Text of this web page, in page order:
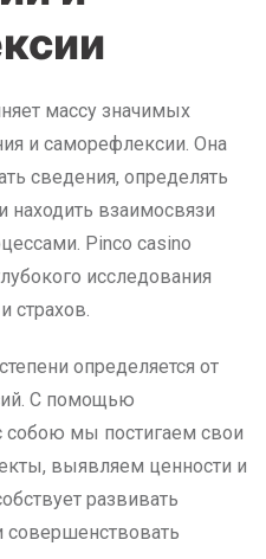
массу значимых
и саморефлексии. Она
сведения, определять
находить взаимосвязи
Pinco casino
исследования
страхов.
определяется от
С помощью
собою мы постигаем свои
выявляем ценности и
развивать